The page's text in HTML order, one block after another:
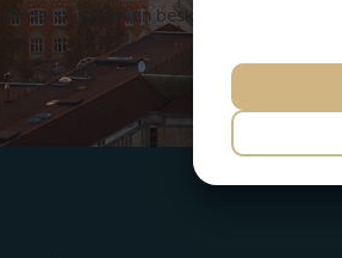
sende os en besked. Vi vender tilbage